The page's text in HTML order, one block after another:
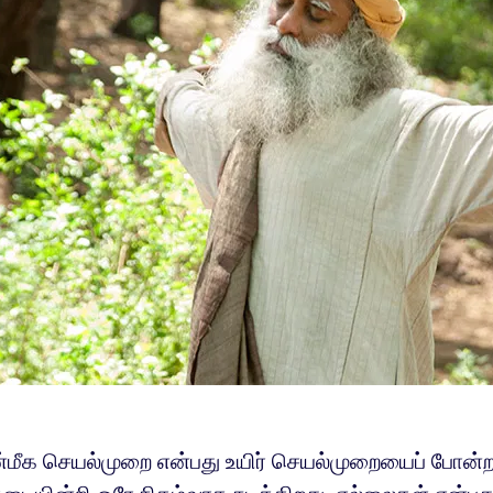
செயல்முறை என்பது உயிர் செயல்முறையைப்